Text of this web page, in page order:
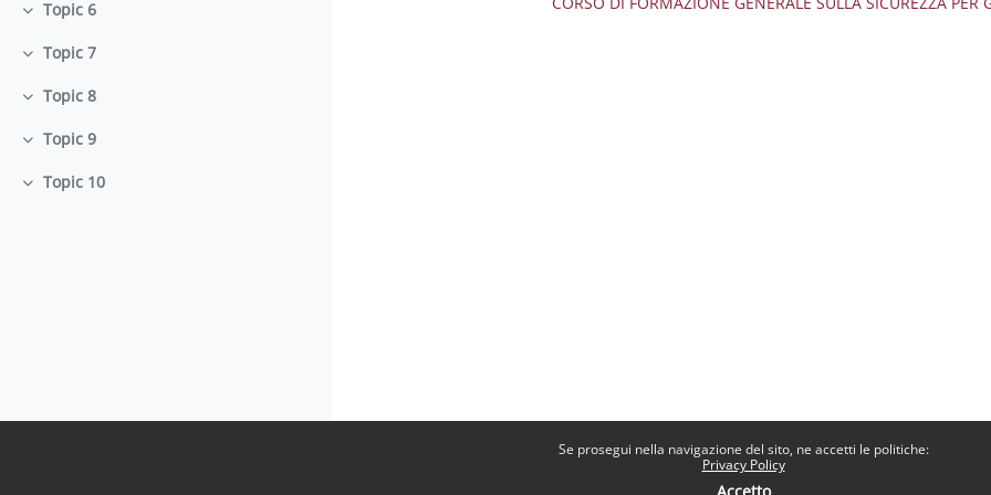
Se prosegui nella navigazione del sito, ne accetti le politiche:
Privacy Policy
Minimizza
Topic 6
Minimizza
Topic 7
Minimizza
Topic 8
Minimizza
Topic 9
Minimizza
Topic 10